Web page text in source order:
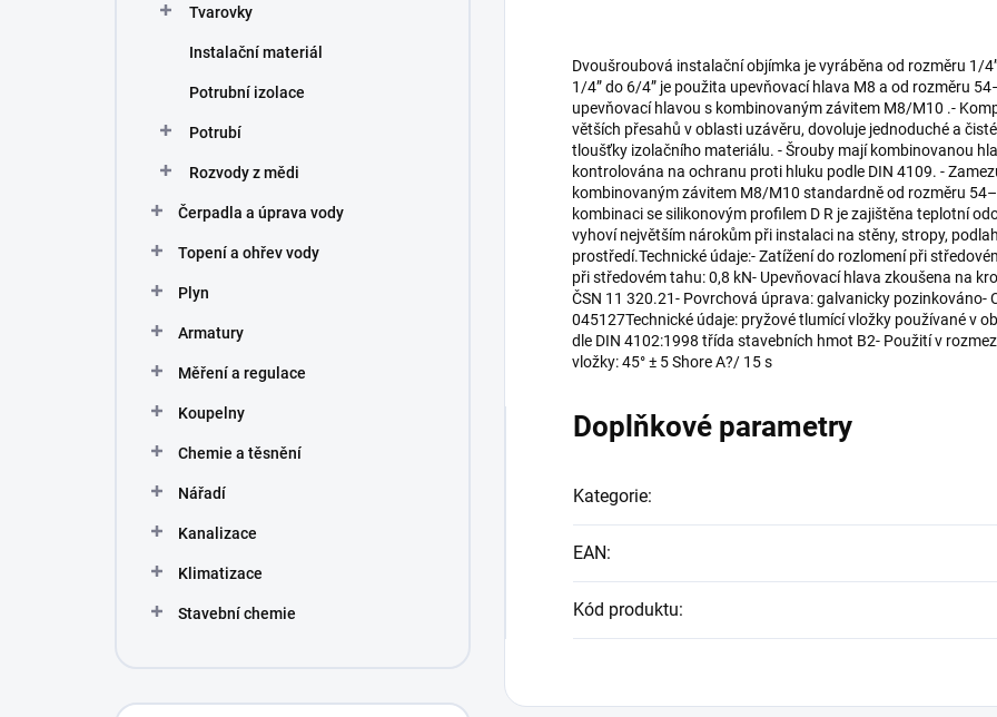
Tvarovky
Instalační materiál
Potrubní izolace
Potrubí
Rozvody z mědi
Čerpadla a úprava vody
Topení a ohřev vody
Plyn
Armatury
Měření a regulace
Koupelny
Chemie a těsnění
Nářadí
Kanalizace
Klimatizace
Stavební chemie
Dvoušroubová instalační objímka je vyráběna od rozměru 1/
1/4” do 6/4” je použita upevňovací hlava M8 a od rozměru
upevňovací hlavou s kombinovaným závitem M8/M10 .-
větších přesahů v oblasti uzávěru, dovoluje jednoduché a
tloušťky izolačního materiálu. - Šrouby mají kombinovanou
kontrolována na ochranu proti hluku podle DIN 4109. -
kombinovaným závitem M8/M10 standardně od rozměru
kombinaci se silikonovým profilem D R je zajištěna teplotní
vyhoví největším nárokům při instalaci na stěny, stropy,
prostředí.Technické údaje:- Zatížení do rozlomení při
při středovém tahu: 0,8 kN- Upevňovací hlava zkoušena na
ČSN 11 320.21- Povrchová úprava: galvanicky
045127Technické údaje: pryžové tlumící vložky používané v
dle DIN 4102:1998 třída stavebních hmot B2- Použití v
vložky: 45° ± 5 Shore A?/ 15 s
Doplňkové parametry
Kategorie:
EAN:
Kód produktu: